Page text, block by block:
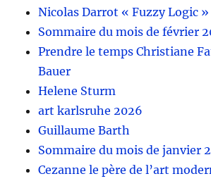
Nicolas Darrot « Fuzzy Logic »
Sommaire du mois de février
Prendre le temps Christiane
Bauer
Helene Sturm
art karlsruhe 2026
Guillaume Barth
Sommaire du mois de janvier
Cezanne le père de l’art